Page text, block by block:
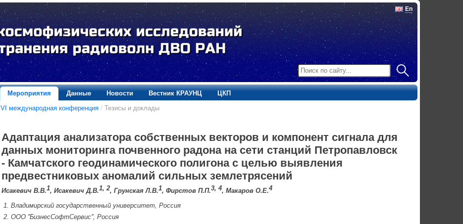
En
Мероприятия Данные Новости Вестник КРАУНЦ
ЦКП
VI международная конференция / Тезисы и доклады
Адаптация анализатора собственных векторов и компонент сигнала для
данных мониторинга почвенного радона на сети станций Петропавловск
- Камчатского геодинамического полигона с целью выявления
предвестниковых аномалий сильных землетрясений
Исакевич В.В.1, Исакевич Д.В.1, 2, Грунская Л.В.1, Фирстов П.П.3, 4, Макаров О.Е.4
Владимирский государственный университет, Россия
ООО ''БизнесСофтСервис'', Россия